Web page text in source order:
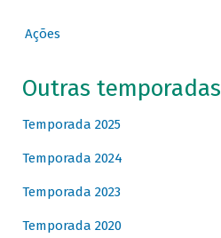
Ações
Outras temporadas
Temporada 2025
Temporada 2024
Temporada 2023
Temporada 2020